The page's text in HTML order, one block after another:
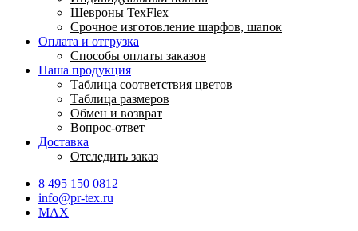
Шевроны TexFlex
Срочное изготовление шарфов, шапок
Оплата и отгрузка
Способы оплаты заказов
Наша продукция
Таблица соответствия цветов
Таблица размеров
Обмен и возврат
Вопрос-ответ
Доставка
Отследить заказ
8 495 150 0812
info@pr-tex.ru
MAX